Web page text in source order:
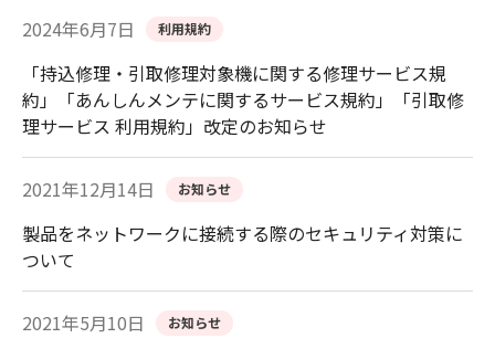
2024年6月7日 利用規約
「持込修理・引取修理対象機に関する修理サービス規
約」「あんしんメンテに関するサービス規約」「引取修
理サービス 利用規約」改定のお知らせ
2021年12月14日 お知らせ
製品をネットワークに接続する際のセキュリティ対策に
ついて
2021年5月10日 お知らせ